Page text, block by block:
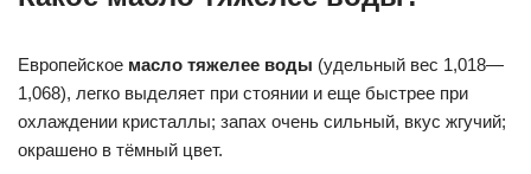
Европейское масло тяжелее воды (удельный вес 1,018—
1,068), легко выделяет при стоянии и еще быстрее при
охлаждении кристаллы; запах очень сильный, вкус жгучий;
окрашено в тёмный цвет.